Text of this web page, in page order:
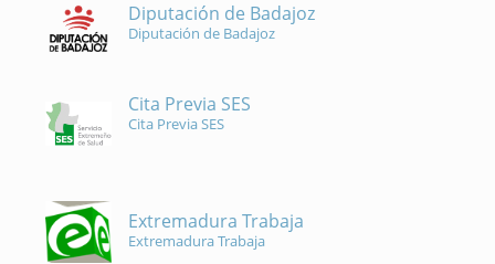
Diputación de Badajoz
Diputación de Badajoz
Cita Previa SES
Cita Previa SES
Extremadura Trabaja
Extremadura Trabaja